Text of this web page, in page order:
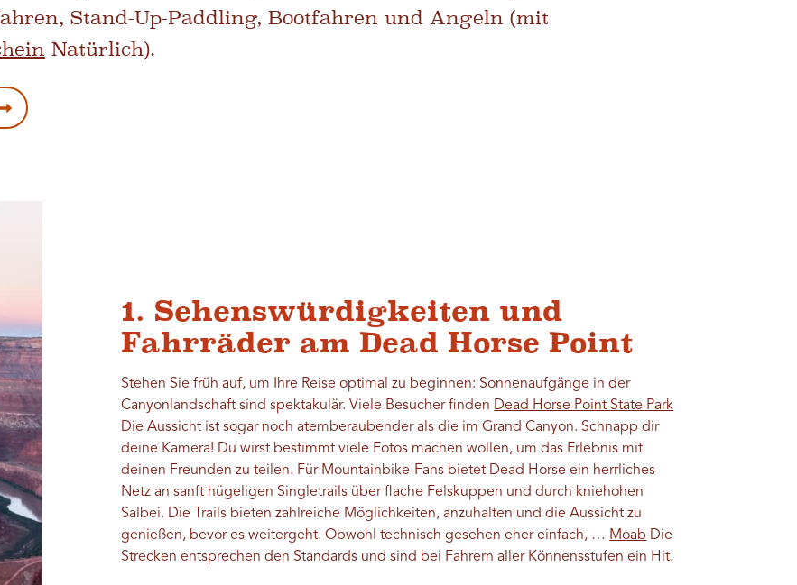
Stand-Up-Paddling, Bootfahren und Angeln (mit
Natürlich).
1. Sehenswürdigkeiten und
Fahrräder am Dead Horse Point
Stehen Sie früh auf, um Ihre Reise optimal zu beginnen: Sonnenaufgänge in der
Canyonlandschaft sind spektakulär. Viele Besucher finden Dead Horse Point State Park
Die Aussicht ist sogar noch atemberaubender als die im Grand Canyon. Schnapp dir
deine Kamera! Du wirst bestimmt viele Fotos machen wollen, um das Erlebnis mit
deinen Freunden zu teilen. Für Mountainbike-Fans bietet Dead Horse ein herrliches
Netz an sanft hügeligen Singletrails über flache Felskuppen und durch kniehohen
Salbei. Die Trails bieten zahlreiche Möglichkeiten, anzuhalten und die Aussicht zu
genießen, bevor es weitergeht. Obwohl technisch gesehen eher einfach, … Moab Die
Strecken entsprechen den Standards und sind bei Fahrern aller Könnensstufen ein Hit.